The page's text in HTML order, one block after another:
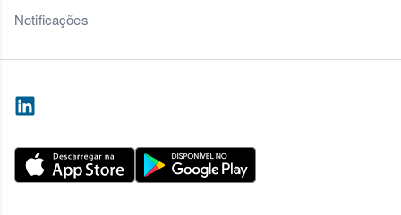
Notificações